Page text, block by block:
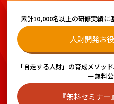
累計10,000名以上の研修実績に
人財開発お
「自走する人財」の育成メソッド、
ー無料
『無料セミナ